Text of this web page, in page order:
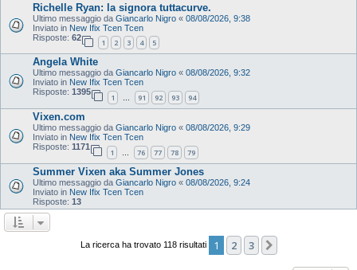
Richelle Ryan: la signora tuttacurve.
Ultimo messaggio da Giancarlo Nigro « 08/08/2026, 9:38
Inviato in New Ifix Tcen Tcen
Risposte: 62
1 2 3 4 5
Angela White
Ultimo messaggio da Giancarlo Nigro « 08/08/2026, 9:32
Inviato in New Ifix Tcen Tcen
Risposte: 1395
1 … 91 92 93 94
Vixen.com
Ultimo messaggio da Giancarlo Nigro « 08/08/2026, 9:29
Inviato in New Ifix Tcen Tcen
Risposte: 1171
1 … 76 77 78 79
Summer Vixen aka Summer Jones
Ultimo messaggio da Giancarlo Nigro « 08/08/2026, 9:24
Inviato in New Ifix Tcen Tcen
Risposte: 13
La ricerca ha trovato 118 risultati 1 2 3